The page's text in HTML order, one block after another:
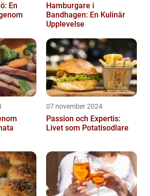
En
Hamburgare i
Bandhagen: En Kulinär
Upplevelse
07 november 2024
Passion och Expertis:
Livet som Potatisodlare